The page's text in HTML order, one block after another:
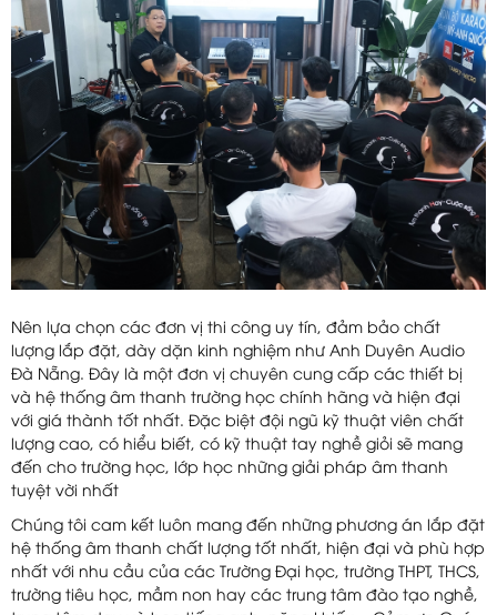
Nên lựa chọn các đơn vị thi công uy tín, đảm bảo chất
lượng lắp đặt, dày dặn kinh nghiệm như Anh Duyên Audio
Đà Nẵng. Đây là một đơn vị chuyên cung cấp các thiết bị
và hệ thống âm thanh trường học chính hãng và hiện đại
với giá thành tốt nhất. Đặc biệt đội ngũ kỹ thuật viên chất
lượng cao, có hiểu biết, có kỹ thuật tay nghề giỏi sẽ mang
đến cho trường học, lớp học những giải pháp âm thanh
tuyệt vời nhất
Chúng tôi cam kết luôn mang đến những phương án lắp đặt
hệ thống âm thanh chất lượng tốt nhất, hiện đại và phù hợp
nhất với nhu cầu của các Trường Đại học, trường THPT, THCS,
trường tiêu học, mầm non hay các trung tâm đào tạo nghề,